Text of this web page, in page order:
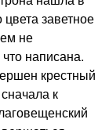
заветное
не
написана.
крестный
к